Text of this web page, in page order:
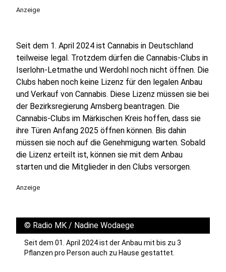
Anzeige
Seit dem 1. April 2024 ist Cannabis in Deutschland
teilweise legal. Trotzdem dürfen die Cannabis-Clubs in
Iserlohn-Letmathe und Werdohl noch nicht öffnen. Die
Clubs haben noch keine Lizenz für den legalen Anbau
und Verkauf von Cannabis. Diese Lizenz müssen sie bei
der Bezirksregierung Arnsberg beantragen. Die
Cannabis-Clubs im Märkischen Kreis hoffen, dass sie
ihre Türen Anfang 2025 öffnen können. Bis dahin
müssen sie noch auf die Genehmigung warten. Sobald
die Lizenz erteilt ist, können sie mit dem Anbau
starten und die Mitglieder in den Clubs versorgen.
Anzeige
© Radio MK / Nadine Wodaege
Seit dem 01. April 2024 ist der Anbau mit bis zu 3
Pflanzen pro Person auch zu Hause gestattet.